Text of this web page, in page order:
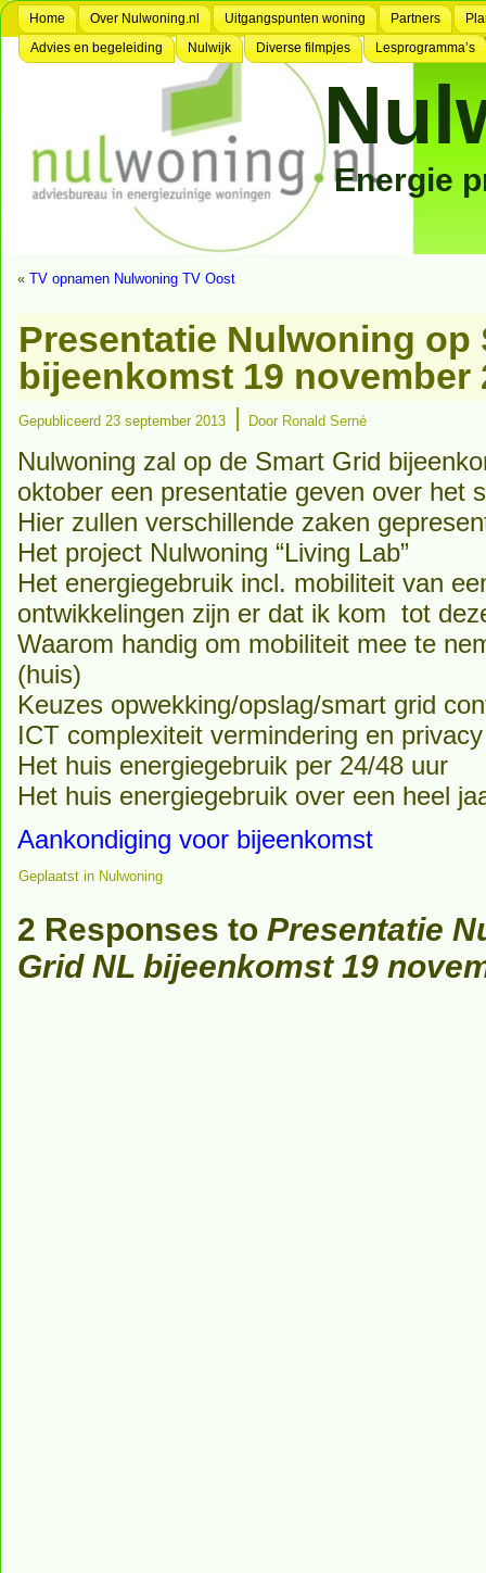
Home Over Nulwoning.nl Uitgangspunten woning Partners
Advies en begeleiding
Nulwijk Diverse filmpjes Lesprogramma’s
Energie
« TV opnamen Nulwoning TV Oost
Presentatie Nulwoning op
bijeenkomst 19 november
Gepubliceerd 23 september 2013 | Door Ronald Serné
Nulwoning zal op de Smart Grid
oktober een presentatie geven over het
Hier zullen verschillende zaken
Het project Nulwoning “Living Lab”
Het energiegebruik incl. mobiliteit van
ontwikkelingen zijn er dat ik kom tot
Waarom handig om mobiliteit mee te
(huis)
Keuzes opwekking/opslag/smart grid
ICT complexiteit vermindering en privacy
Het huis energiegebruik per 24/48 uur
Het huis energiegebruik over een heel
Aankondiging voor bijeenkomst
Geplaatst in Nulwoning
2 Responses to Presentatie
Grid NL bijeenkomst 19